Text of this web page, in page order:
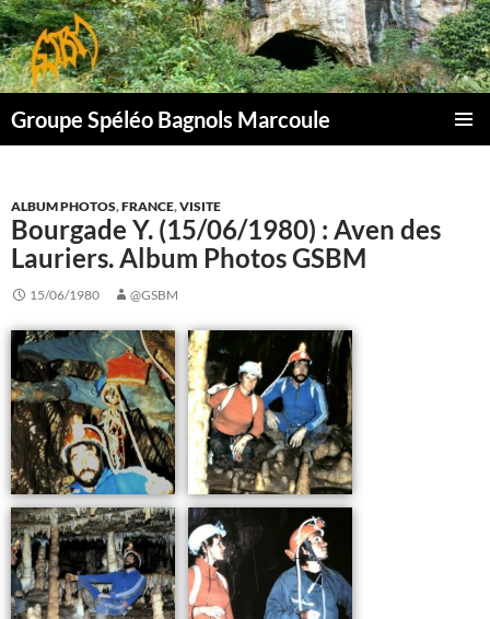
Aller
au
contenu
Groupe Spéléo Bagnols Marcoule
ALBUM PHOTOS,FRANCE,VISITE
Bourgade Y. (15/06/1980) : Aven des
Lauriers. Album Photos GSBM
15/06/1980 @GSBM